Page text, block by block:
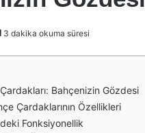
3 dakika okuma süresi
Bahçenizin Gözdesi
Çardaklarının Özellikleri
Fonksiyonellik